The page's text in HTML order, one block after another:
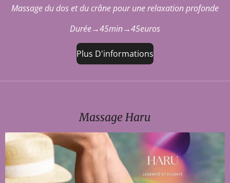
Massage du dos et du crâne pour une relaxation profonde
Durée→45min→45euros
Plus D'informations
Massage Haru